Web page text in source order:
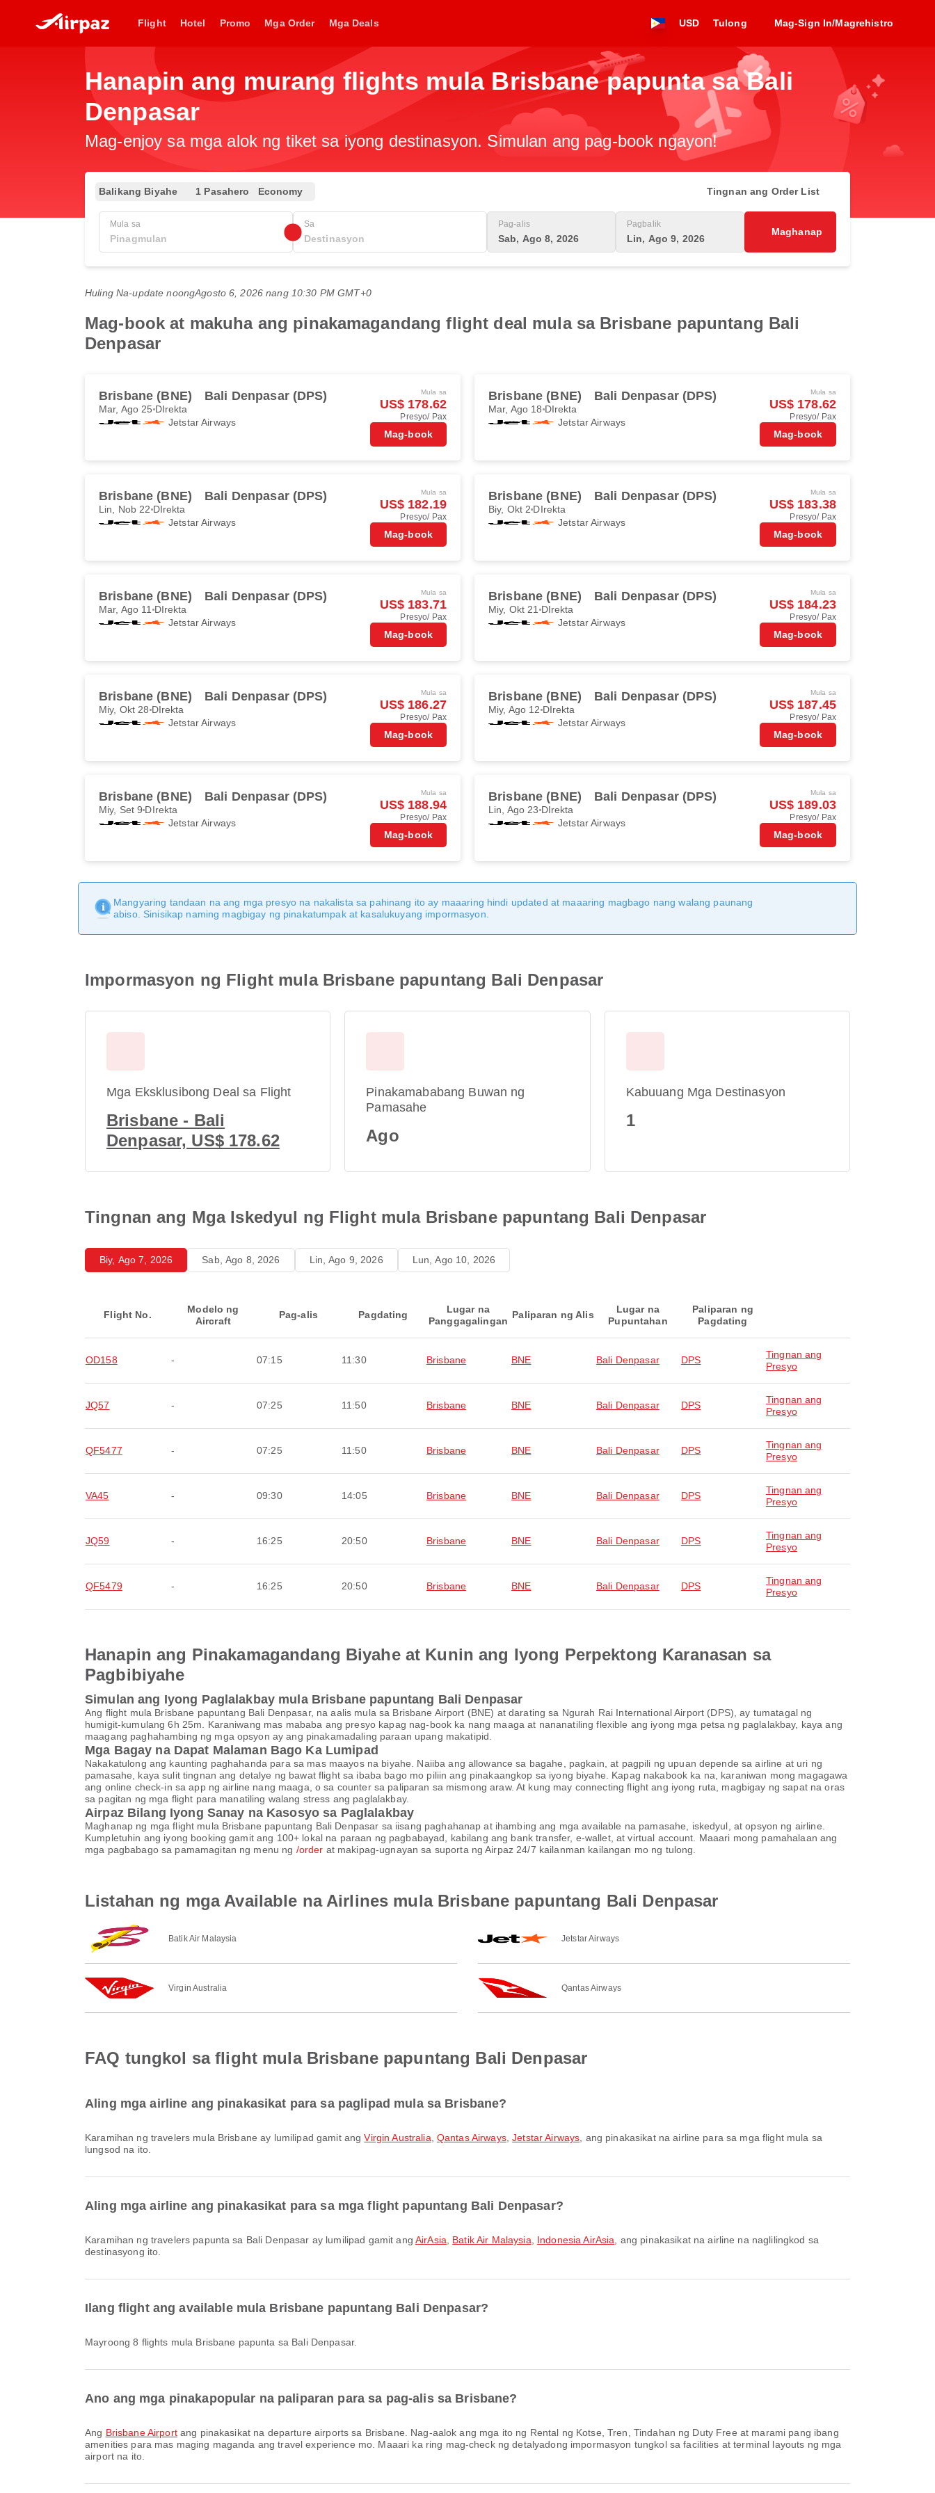
Flight Hotel Promo Mga Order Mga Deals USD Tulong Mag-Sign In/Magrehistro
Hanapin ang murang flights mula Brisbane papunta sa Bali
Denpasar
Mag-enjoy sa mga alok ng tiket sa iyong destinasyon. Simulan ang pag-book ngayon!
Balikang Biyahe 1 Pasahero Economy Tingnan ang Order List
Mula sa Sa Pag-alis
Sab, Ago 8, 2026
Pagbalik
Lin, Ago 9, 2026
Maghanap
Huling Na-update noongAgosto 6, 2026 nang 10:30 PM GMT+0
Mag-book at makuha ang pinakamagandang flight deal mula sa Brisbane papuntang Bali
Denpasar
Brisbane (BNE) Bali Denpasar (DPS)
Mar, Ago 25 DIrekta
Jetstar Airways
Mula sa
US$ 178.62
Presyo/ Pax
Mag-book
Brisbane (BNE) Bali Denpasar (DPS)
Mar, Ago 18 DIrekta
Jetstar Airways
Mula sa
US$ 178.62
Presyo/ Pax
Mag-book
Brisbane (BNE) Bali Denpasar (DPS)
Lin, Nob 22 DIrekta
Jetstar Airways
Mula sa
US$ 182.19
Presyo/ Pax
Mag-book
Brisbane (BNE) Bali Denpasar (DPS)
Biy, Okt 2 DIrekta
Jetstar Airways
Mula sa
US$ 183.38
Presyo/ Pax
Mag-book
Brisbane (BNE) Bali Denpasar (DPS)
Mar, Ago 11 DIrekta
Jetstar Airways
Mula sa
US$ 183.71
Presyo/ Pax
Mag-book
Brisbane (BNE) Bali Denpasar (DPS)
Miy, Okt 21 DIrekta
Jetstar Airways
Mula sa
US$ 184.23
Presyo/ Pax
Mag-book
Brisbane (BNE) Bali Denpasar (DPS)
Miy, Okt 28 DIrekta
Jetstar Airways
Mula sa
US$ 186.27
Presyo/ Pax
Mag-book
Brisbane (BNE) Bali Denpasar (DPS)
Miy, Ago 12 DIrekta
Jetstar Airways
Mula sa
US$ 187.45
Presyo/ Pax
Mag-book
Brisbane (BNE) Bali Denpasar (DPS)
Miy, Set 9 DIrekta
Jetstar Airways
Mula sa
US$ 188.94
Presyo/ Pax
Mag-book
Brisbane (BNE) Bali Denpasar (DPS)
Lin, Ago 23 DIrekta
Jetstar Airways
Mula sa
US$ 189.03
Presyo/ Pax
Mag-book
Mangyaring tandaan na ang mga presyo na nakalista sa pahinang ito ay maaaring hindi updated at maaaring magbago nang walang paunang
abiso. Sinisikap naming magbigay ng pinakatumpak at kasalukuyang impormasyon.
Impormasyon ng Flight mula Brisbane papuntang Bali Denpasar
Mga Eksklusibong Deal sa Flight
Brisbane - Bali
Denpasar, US$ 178.62
Pinakamababang Buwan ng
Pamasahe
Ago
Kabuuang Mga Destinasyon
1
Tingnan ang Mga Iskedyul ng Flight mula Brisbane papuntang Bali Denpasar
Biy, Ago 7, 2026 Sab, Ago 8, 2026 Lin, Ago 9, 2026 Lun, Ago 10, 2026
Flight No.
Modelo ng
Aircraft
Pag-alis Pagdating
Lugar na
Panggagalingan
Paliparan ng Alis
Lugar na
Pupuntahan
Paliparan ng
Pagdating
OD158 - 07:15 11:30 Brisbane BNE Bali Denpasar DPS
Tingnan ang
Presyo
JQ57 - 07:25 11:50 Brisbane BNE Bali Denpasar DPS
Tingnan ang
Presyo
QF5477 - 07:25 11:50 Brisbane BNE Bali Denpasar DPS
Tingnan ang
Presyo
VA45 - 09:30 14:05 Brisbane BNE Bali Denpasar DPS
Tingnan ang
Presyo
JQ59 - 16:25 20:50 Brisbane BNE Bali Denpasar DPS
Tingnan ang
Presyo
QF5479 - 16:25 20:50 Brisbane BNE Bali Denpasar DPS
Tingnan ang
Presyo
Hanapin ang Pinakamagandang Biyahe at Kunin ang Iyong Perpektong Karanasan sa
Pagbibiyahe
Simulan ang Iyong Paglalakbay mula Brisbane papuntang Bali Denpasar
Ang flight mula Brisbane papuntang Bali Denpasar, na aalis mula sa Brisbane Airport (BNE) at darating sa Ngurah Rai International Airport (DPS), ay tumatagal ng
humigit-kumulang 6h 25m. Karaniwang mas mababa ang presyo kapag nag-book ka nang maaga at nananatiling flexible ang iyong mga petsa ng paglalakbay, kaya ang
maagang paghahambing ng mga opsyon ay ang pinakamadaling paraan upang makatipid.
Mga Bagay na Dapat Malaman Bago Ka Lumipad
Nakakatulong ang kaunting paghahanda para sa mas maayos na biyahe. Naiiba ang allowance sa bagahe, pagkain, at pagpili ng upuan depende sa airline at uri ng
pamasahe, kaya sulit tingnan ang detalye ng bawat flight sa ibaba bago mo piliin ang pinakaangkop sa iyong biyahe. Kapag nakabook ka na, karaniwan mong magagawa
ang online check-in sa app ng airline nang maaga, o sa counter sa paliparan sa mismong araw. At kung may connecting flight ang iyong ruta, magbigay ng sapat na oras
sa pagitan ng mga flight para manatiling walang stress ang paglalakbay.
Airpaz Bilang Iyong Sanay na Kasosyo sa Paglalakbay
Maghanap ng mga flight mula Brisbane papuntang Bali Denpasar sa iisang paghahanap at ihambing ang mga available na pamasahe, iskedyul, at opsyon ng airline.
Kumpletuhin ang iyong booking gamit ang 100+ lokal na paraan ng pagbabayad, kabilang ang bank transfer, e-wallet, at virtual account. Maaari mong pamahalaan ang
mga pagbabago sa pamamagitan ng menu ng /order at makipag-ugnayan sa suporta ng Airpaz 24/7 kailanman kailangan mo ng tulong.
Listahan ng mga Available na Airlines mula Brisbane papuntang Bali Denpasar
Batik Air Malaysia Jetstar Airways
Virgin Australia Qantas Airways
FAQ tungkol sa flight mula Brisbane papuntang Bali Denpasar
Aling mga airline ang pinakasikat para sa paglipad mula sa Brisbane?
Karamihan ng travelers mula Brisbane ay lumilipad gamit angVirgin Australia Qantas Airways,Jetstar Airways , ang pinakasikat na airline para sa mga flight mula sa
lungsod na ito.
Aling mga airline ang pinakasikat para sa mga flight papuntang Bali Denpasar?
Karamihan ng travelers papunta sa Bali Denpasar ay lumilipad gamit ang AirAsia Batik Air Malaysia Indonesia AirAsia , ang pinakasikat na airline na naglilingkod sa
destinasyong ito.
Ilang flight ang available mula Brisbane papuntang Bali Denpasar?
Mayroong 8 flights mula Brisbane papunta sa Bali Denpasar.
Ano ang mga pinakapopular na paliparan para sa pag-alis sa Brisbane?
Ang Brisbane Airportang pinakasikat na departure airports sa Brisbane. Nag-aalok ang mga ito ng Rental ng Kotse, Tren, Tindahan ng Duty Free at marami pang ibang
amenities para mas maging maganda ang travel experience mo. Maaari ka ring mag-check ng detalyadong impormasyon tungkol sa facilities at terminal layouts ng mga
airport na ito.